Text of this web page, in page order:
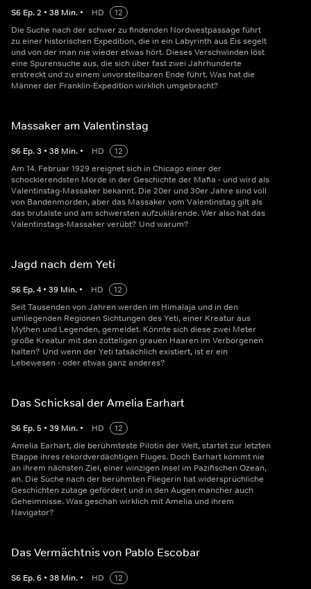
S6 Ep.2 • 38 Min. • HD
12
Die Suche nach der schwer zu findenden Nordwestpassage führt
zu einer historischen Expedition, die in ein Labyrinth aus Eis segelt
und von der man nie wieder etwas hört. Dieses Verschwinden löst
eine Spurensuche aus, die sich über fast zwei Jahrhunderte
erstreckt und zu einem unvorstellbaren Ende führt. Was hat die
Männer der Franklin-Expedition wirklich umgebracht?
Massaker am Valentinstag
S6 Ep.3 • 38 Min. • HD
12
Am 14. Februar 1929 ereignet sich in Chicago einer der
schockierendsten Morde in der Geschichte der Mafia - und wird als
Valentinstag-Massaker bekannt. Die 20er und 30er Jahre sind voll
von Bandenmorden, aber das Massaker vom Valentinstag gilt als
das brutalste und am schwersten aufzuklärende. Wer also hat das
Valentinstags-Massaker verübt? Und warum?
Jagd nach dem Yeti
S6 Ep.4 • 39 Min. • HD
12
Seit Tausenden von Jahren werden im Himalaja und in den
umliegenden Regionen Sichtungen des Yeti, einer Kreatur aus
Mythen und Legenden, gemeldet. Könnte sich diese zwei Meter
große Kreatur mit den zotteligen grauen Haaren im Verborgenen
halten? Und wenn der Yeti tatsächlich existiert, ist er ein
Lebewesen - oder etwas ganz anderes?
Das Schicksal der Amelia Earhart
S6 Ep.5 • 39 Min. • HD
12
Amelia Earhart, die berühmteste Pilotin der Welt, startet zur letzten
Etappe ihres rekordverdächtigen Fluges. Doch Earhart kommt nie
an ihrem nächsten Ziel, einer winzigen Insel im Pazifischen Ozean,
an. Die Suche nach der berühmten Fliegerin hat widersprüchliche
Geschichten zutage gefördert und in den Augen mancher auch
Geheimnisse. Was geschah wirklich mit Amelia und ihrem
Navigator?
Das Vermächtnis von Pablo Escobar
S6 Ep.6 • 38 Min. • HD
12